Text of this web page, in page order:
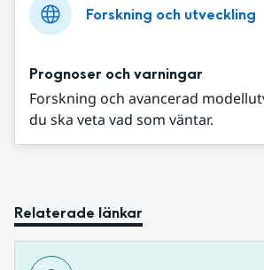
Forskning och utveckling
Prognoser och varningar
Forskning och avancerad
du ska veta vad som väntar.
Relaterade länkar